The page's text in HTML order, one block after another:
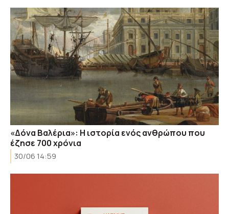
«Δόνα Βαλέρια»: Η ιστορία ενός ανθρώπου που
έζησε 700 χρόνια
30/06 14:59